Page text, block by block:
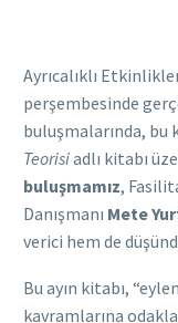
Ayrıcalıklı
perşembesinde
buluşmalarında, bu
Teorisiadlı kitabı
buluşmamız,
Danışmanı Mete
verici hem de
Bu ayın kitabı,
kavramlarına